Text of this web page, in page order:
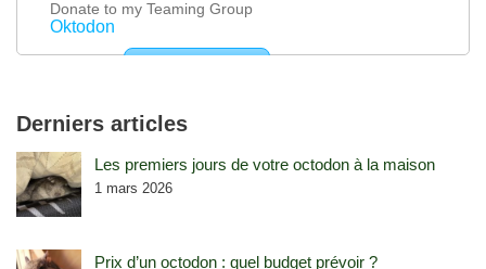
Derniers articles
Les premiers jours de votre octodon à la maison
1 mars 2026
Prix d’un octodon : quel budget prévoir ?